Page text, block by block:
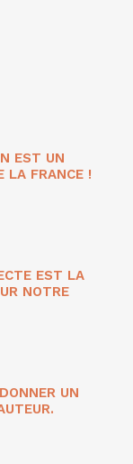
EST UN
LA FRANCE !
EST LA
NOTRE
UN